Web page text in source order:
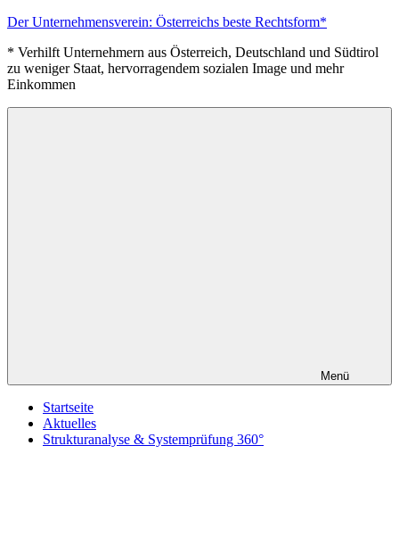
Zum
springen
Der Unternehmensverein: Österreichs beste Rechtsform*
* Verhilft Unternehmern aus Österreich, Deutschland und Südtirol
zu weniger Staat, hervorragendem sozialen Image und mehr
Einkommen
Menü
Startseite
Aktuelles
Strukturanalyse & Systemprüfung 360°